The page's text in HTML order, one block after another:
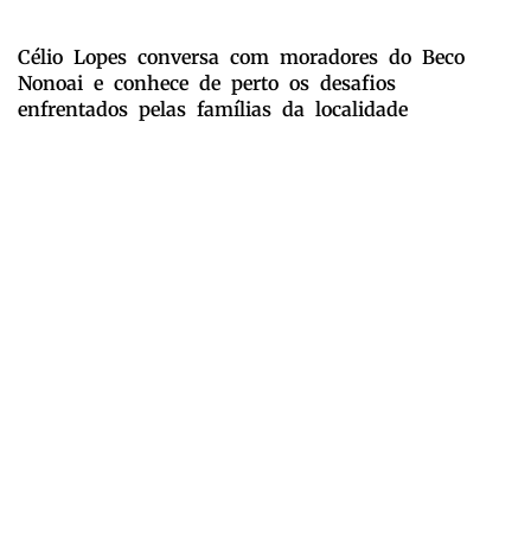
Célio Lopes conversa com moradores do Beco
Nonoai e conhece de perto os desafios
enfrentados pelas famílias da localidade